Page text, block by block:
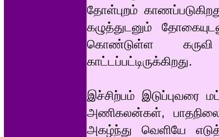
தோள்புறம்
கழுத்துடனும்
கொண்டுள்ள கருவி
காட்டப்பட்டிருக்கிறது.
இச்சிற்பம் இடுப்புவரை
அணிகலன்கள், பாதநிலை
அகழ்ந்து வெளியே